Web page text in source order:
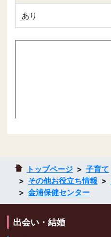
あり
トップページ 子育て
その他お役立ち情報
金浦保健センター
出会い・結婚